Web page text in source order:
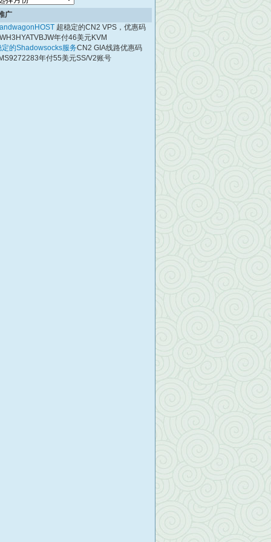
广
超稳定的CN2 VPS，优惠码
年付46美元KVM
定的Shadowsocks服务CN2 GIA线路优惠码
年付55美元SS/V2账号